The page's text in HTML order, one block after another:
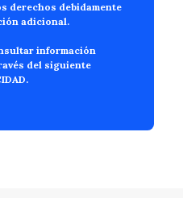
derechos debidamente
adicional.
información
del siguiente
.